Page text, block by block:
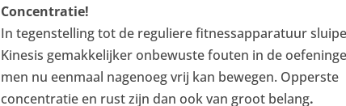
Concentratie!
In tegenstelling tot de reguliere fitnessapparatuur
Kinesis gemakkelijker onbewuste fouten in de
men nu eenmaal nagenoeg vrij kan bewegen. Opperste
concentratie en rust zijn dan ook van groot belang.